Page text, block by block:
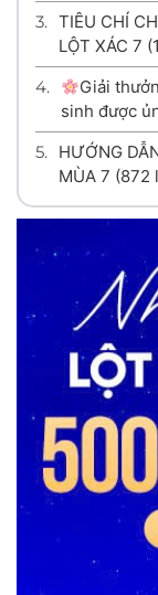
3. TIÊU CHÍ CHẤM ĐIỂM VÒNG SƠ LOẠI HÀNH TRÌNH
LỘT XÁC 7
4.
Giải
sinh được
5. HƯỚNG DẪN NỘP HỒ SƠ HÀNH TRÌNH LỘT XÁC
MÙA 7 (872